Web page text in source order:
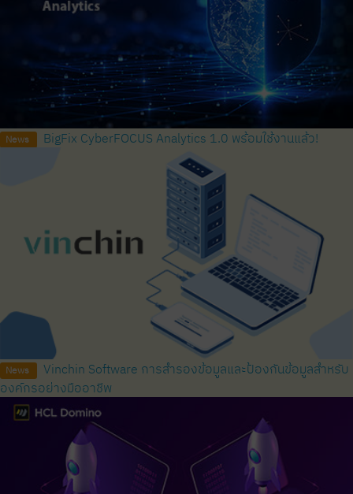
News BigFix CyberFOCUS Analytics 1.0 พร้อมใช้งานแล้ว!
News
Vinchin Software การสำรองข้อมูลและป้องกันข้อมูลสำหรับ
องค์กรอย่างมืออาชีพ